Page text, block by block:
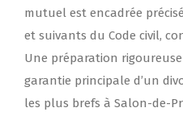
mutuel est encadrée
et suivants du Code civil,
Une préparation
garantie principale d’un
les plus brefs à Salon-de-